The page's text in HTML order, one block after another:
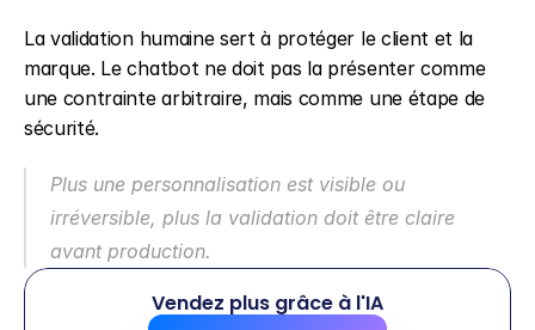
La validation humaine sert à protéger le client et la
marque. Le chatbot ne doit pas la présenter comme
une contrainte arbitraire, mais comme une étape de
sécurité.
Plus une personnalisation est visible ou
irréversible, plus la validation doit être claire
avant production.
Vendez plus grâce à l'IA